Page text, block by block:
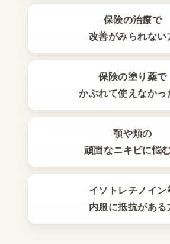
保険の治療で
改善がみられない
保険の塗り薬で
かぶれて使えなかっ
顎や頬の
頑固なニキビに悩
イソトレチノイン
内服に抵抗がある